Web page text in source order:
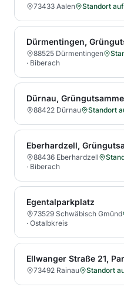
73433 Aalen Standort
Dürmentingen,
88525 Dürmentingen
· Biberach
Dürnau,
88422 Dürnau Standort
Eberhardzell,
88436 Eberhardzell
· Biberach
Egentalparkplatz
73529 Schwäbisch Gmünd
· Ostalbkreis
Ellwanger Straße 21,
73492 Rainau Standort